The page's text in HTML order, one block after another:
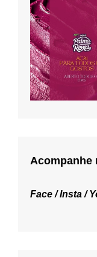
Acompanhe
Face /Insta /